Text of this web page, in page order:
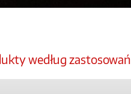
według zastosowań